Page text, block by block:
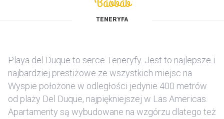
TENERYFA
Playa del Duque to serce Teneryfy. Jest to najlepsze i
najbardziej prestiżowe ze wszystkich miejsc na
Wyspie położone w odległości jedynie 400 metrów
od plaży Del Duque, najpiękniejszej w Las Americas.
Apartamenty są wybudowane na wzgórzu dlatego też